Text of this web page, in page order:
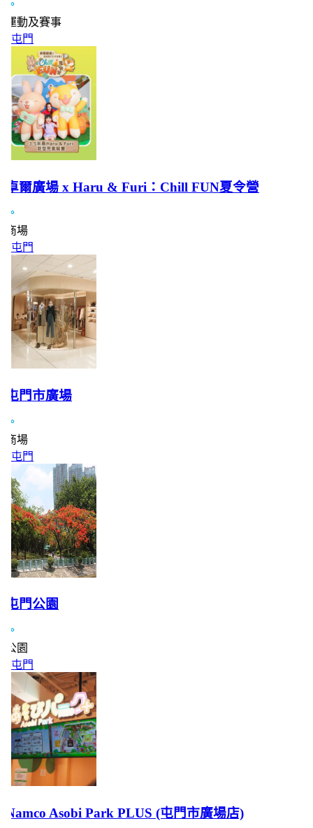
動及賽事
屯門
爾廣場 x Haru & Furi：Chill FUN夏令營
場
屯門
門市廣場
場
屯門
門公園
園
屯門
Asobi Park PLUS (屯門市廣場店)